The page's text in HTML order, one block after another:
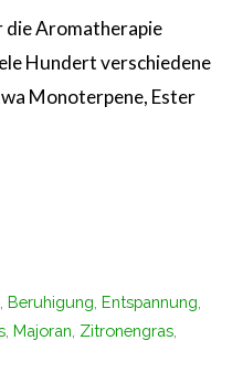
die Aromatherapie
Hundert verschiedene
Monoterpene, Ester
,Beruhigung ,Entspannung
,Majoran Zitronengras